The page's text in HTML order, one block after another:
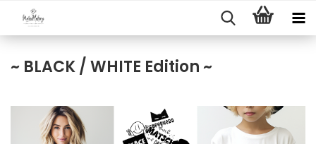
~ BLACK / WHITE Edition ~